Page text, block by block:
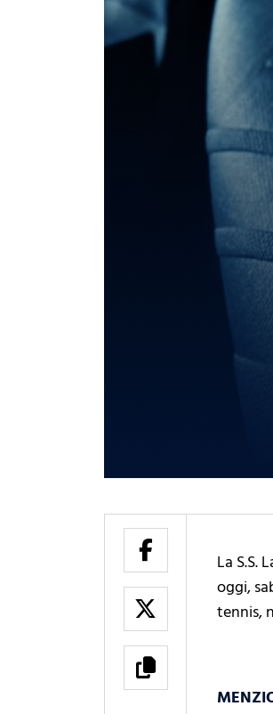
La S.S.
oggi,
tennis,